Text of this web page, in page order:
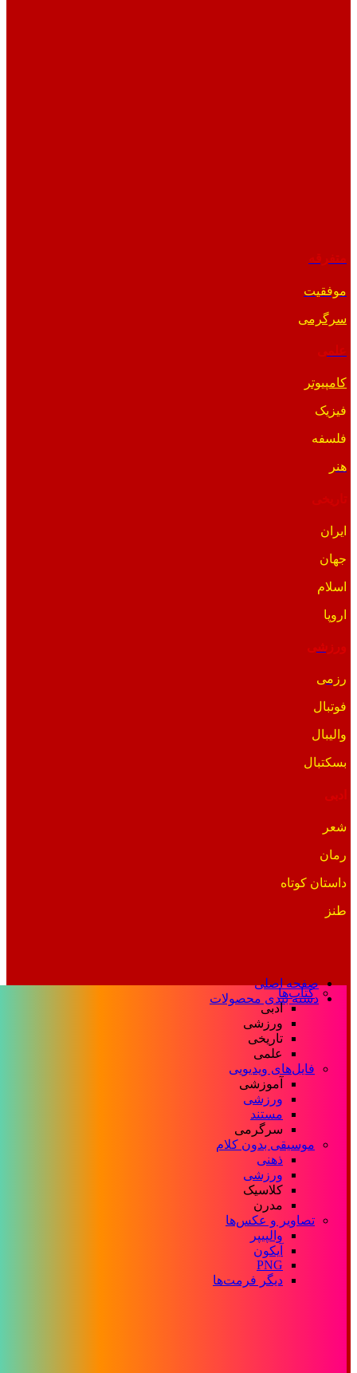
موفقیت
سرگرمی
کامپیوتر
فیزیک
فلسفه
هنر
ایران
جهان
اسلام
اروپا
ورزشی
رزمی
فوتبال
والیبال
بسکتبال
ادبی
شعر
رمان
داستان کوتاه
طنز
صفحه اصلی
دسته بندی محصولات
کتاب‌ها
ادبی
ورزشی
تاریخی
علمی
فایل‌های ویدیویی
آموزشی
ورزشی
مستند
سرگرمی
موسیقی بدون کلام
ذهنی
ورزشی
کلاسیک
مدرن
تصاویر و عکس‌ها
والپیپر
آیکون
PNG
دیگر فرمت‌ها